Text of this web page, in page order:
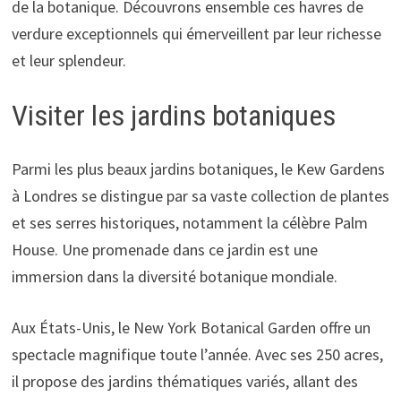
de la botanique. Découvrons ensemble ces havres de
verdure exceptionnels qui émerveillent par leur richesse
et leur splendeur.
Visiter les jardins botaniques
Parmi les plus beaux jardins botaniques, le Kew Gardens
à Londres se distingue par sa vaste collection de plantes
et ses serres historiques, notamment la célèbre Palm
House. Une promenade dans ce jardin est une
immersion dans la diversité botanique mondiale.
Aux États-Unis, le New York Botanical Garden offre un
spectacle magnifique toute l’année. Avec ses 250 acres,
il propose des jardins thématiques variés, allant des